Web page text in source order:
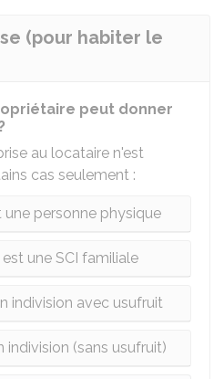
(pour habiter le
peut donner
au locataire n'est
cas seulement :
une personne physique
une SCI familiale
indivision avec usufruit
indivision (sans usufruit)